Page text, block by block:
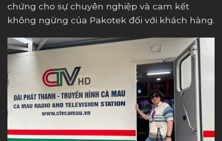
chứng cho sự chuyên nghiệp và cam kết
không ngừng của Pakotek đối với khách hàng.